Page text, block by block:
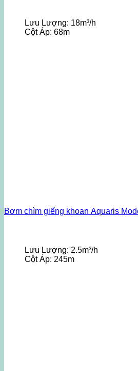
Lưu Lượng: 18m³/h
Cột Áp: 68m
Bơm chìm giếng khoan Aquaris
Lưu Lượng: 2.5m³/h
Cột Áp: 245m